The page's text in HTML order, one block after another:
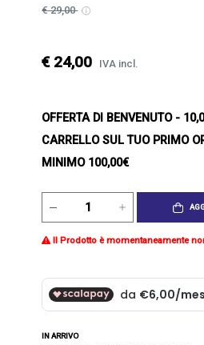
€ 29,00
€ 24,00 IVA incl.
OFFERTA DI BENVENUTO-
CARRELLO SUL TUO PRIMO
MINIMO 100,00€
Il Prodotto è momentaneamente
IN ARRIVO